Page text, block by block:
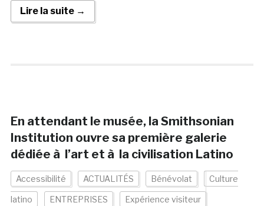
Lire la suite →
En attendant le musée, la Smithsonian
Institution ouvre sa première galerie
dédiée à l’art et à la civilisation Latino
Accessibilité ACTUALITÉS Bénévolat Culture
latino ENTREPRISES Expérience visiteur